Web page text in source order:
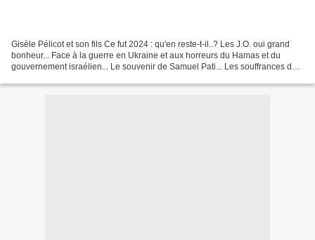
Gisèle Pélicot et son fils Ce fut 2024 : qu'en reste-t-il..? Les J.O. oui grand
bonheur... Face à la guerre en Ukraine et aux horreurs du Hamas et du
gouvernement israélien... Le souvenir de Samuel Pati... Les souffrances de